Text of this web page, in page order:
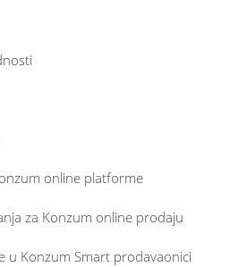
online platforme
za Konzum online prodaju
u Konzum Smart prodavaonici